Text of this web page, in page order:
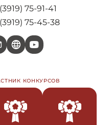
75-91-41
75-45-38
W Y
КОНКУРСОВ